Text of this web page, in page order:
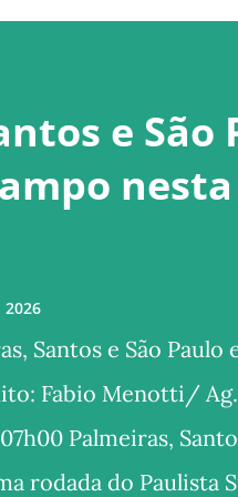
e São
2026
Santos e São
Fabio Menotti/
Palmeiras,
rodada do Paulista